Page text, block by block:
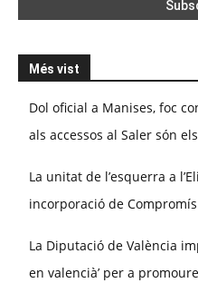
Més vist
Dol oficial a Manises, foc
als accessos al Saler són
La unitat de l’esquerra a
incorporació de Compromís
La Diputació de València
en valencià’ per a